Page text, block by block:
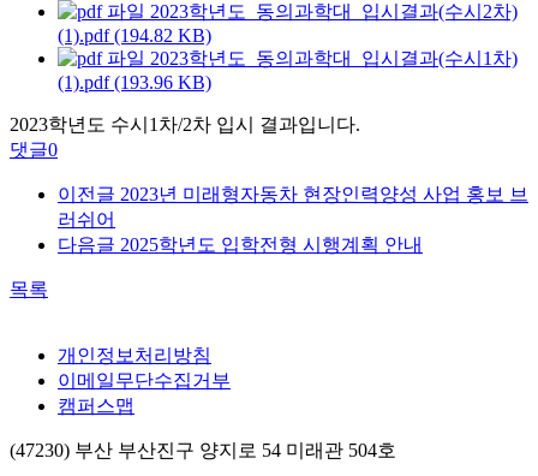
2023학년도_동의과학대_입시결과(수시2차)
(1).pdf (194.82 KB)
2023학년도_동의과학대_입시결과(수시1차)
(1).pdf (193.96 KB)
2023학년도 수시1차/2차 입시 결과입니다.
댓글0
이전글 2023년 미래형자동차 현장인력양성 사업 홍보 브
러쉬어
다음글 2025학년도 입학전형 시행계획 안내
목록
개인정보처리방침
이메일무단수집거부
캠퍼스맵
(47230) 부산 부산진구 양지로 54 미래관 504호